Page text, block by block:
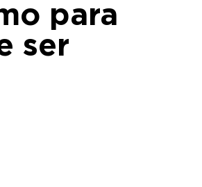
para
ser